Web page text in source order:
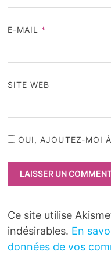
E-MAIL *
SITE WEB
OUI, AJOUTEZ-MOI
Ce site utilise
indésirables. En
données de vos